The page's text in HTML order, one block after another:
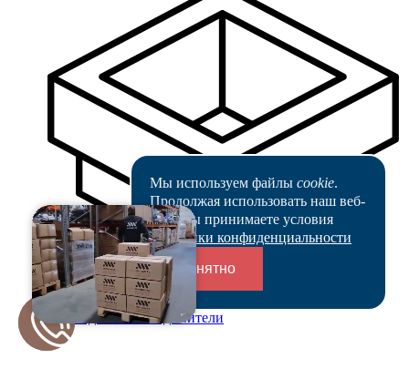
Переходники и соединители
Мы используем файлы cookie.
Продолжая использовать наш веб-
сайт, вы принимаете условия
Политики конфиденциальности
Понятно